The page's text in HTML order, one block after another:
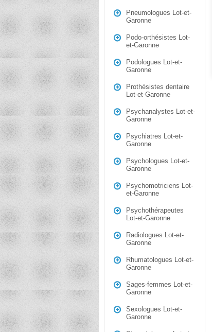
Pneumologues Lot-et-
Garonne
Podo-orthésistes Lot-
et-Garonne
Podologues Lot-et-
Garonne
Prothésistes dentaire
Lot-et-Garonne
Psychanalystes Lot-et-
Garonne
Psychiatres Lot-et-
Garonne
Psychologues Lot-et-
Garonne
Psychomotriciens Lot-
et-Garonne
Psychothérapeutes
Lot-et-Garonne
Radiologues Lot-et-
Garonne
Rhumatologues Lot-et-
Garonne
Sages-femmes Lot-et-
Garonne
Sexologues Lot-et-
Garonne